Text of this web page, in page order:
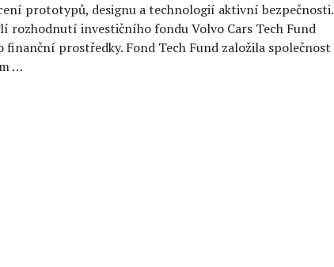
prototypů, designu a technologií aktivní bezpečnosti.
rozhodnutí investičního fondu Volvo Cars Tech Fund
prostředky. Fond Tech Fund založila společnost
…